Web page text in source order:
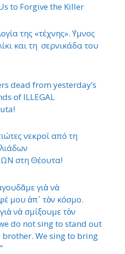
to Forgive the Killer
της «τέχνης». ΄Υμνος
και τη σερνικάδα του
dead from yesterday’s
of ILLEGAL
νεκροί από τη
στη Θέουτα!
γιὰ νὰ
μου ἀπ᾿ τὸν κόσμο.
νὰ σμίξουμε τὸν
do not sing to stand out
We sing to bring